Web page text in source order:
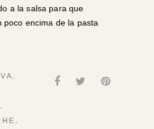
a la salsa para que
poco encima de la pasta
,
,
,